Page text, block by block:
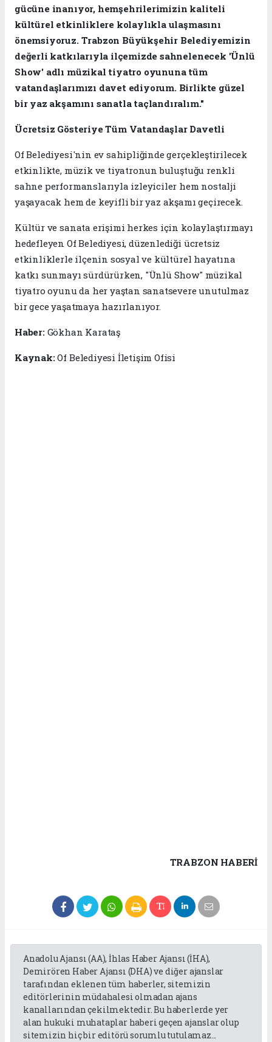
gücüne inanıyor, hemşehrilerimizin kaliteli
kültürel etkinliklere kolaylıkla ulaşmasını
önemsiyoruz. Trabzon Büyükşehir Belediyemizin
değerli katkılarıyla ilçemizde sahnelenecek 'Ünlü
Show' adlı müzikal tiyatro oyununa tüm
vatandaşlarımızı davet ediyorum. Birlikte güzel
bir yaz akşamını sanatla taçlandıralım."
Ücretsiz Gösteriye Tüm Vatandaşlar Davetli
Of Belediyesi'nin ev sahipliğinde gerçekleştirilecek
etkinlikte, müzik ve tiyatronun buluştuğu renkli
sahne performanslarıyla izleyiciler hem nostalji
yaşayacak hem de keyifli bir yaz akşamı geçirecek.
Kültür ve sanata erişimi herkes için kolaylaştırmayı
hedefleyen Of Belediyesi, düzenlediği ücretsiz
etkinliklerle ilçenin sosyal ve kültürel hayatına
katkı sunmayı sürdürürken, "Ünlü Show" müzikal
tiyatro oyunu da her yaştan sanatsevere unutulmaz
bir gece yaşatmaya hazırlanıyor.
Haber:Gökhan Karataş
Kaynak:Of Belediyesi İletişim Ofisi
TRABZON HABERİ
Anadolu Ajansı (AA), İhlas Haber Ajansı (İHA),
Demirören Haber Ajansı (DHA) ve diğer ajanslar
tarafından eklenen tüm haberler, sitemizin
editörlerinin müdahalesi olmadan ajans
kanallarından çekilmektedir. Bu haberlerde yer
alan hukuki muhataplar haberi geçen ajanslar olup
sitemizin hiç bir editörü sorumlu tutulamaz...